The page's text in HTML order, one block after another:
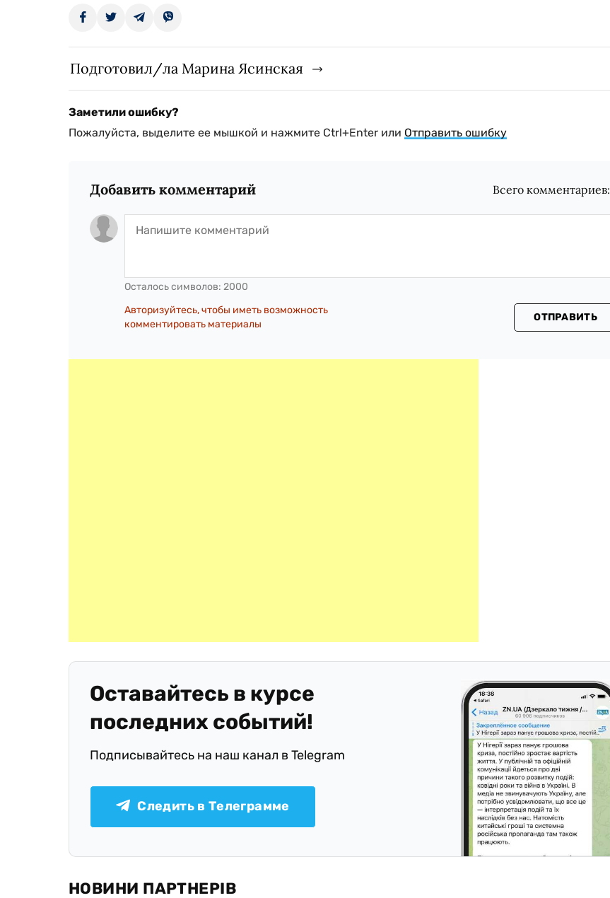
Подготовил/ла Марина Ясинская
Заметили ошибку?
Пожалуйста, выделите ее мышкой и нажмите Ctrl+Enter или Отправить ошибку
Добавить комментарий Всего комментариев:
Осталось символов: 2000
Авторизуйтесь, чтобы иметь возможность
комментировать материалы
ОТПРАВИТЬ
Оставайтесь в курсе
последних событий!
Подписывайтесь на наш канал в Telegram
Следить в Телеграмме